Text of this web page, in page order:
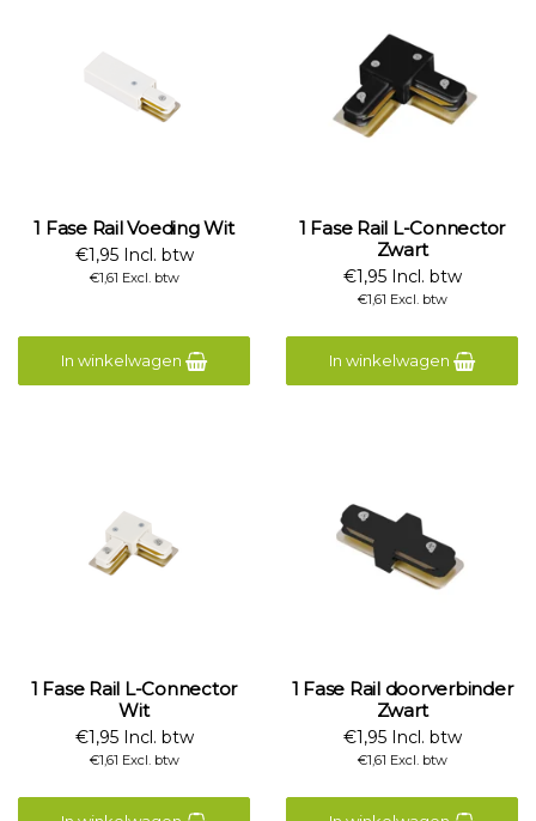
1 Fase Rail Voeding Wit
€1,95 Incl. btw
€1,61 Excl. btw
In winkelwagen
1 Fase Rail L-Connector
Zwart
€1,95 Incl. btw
€1,61 Excl. btw
In winkelwagen
1 Fase Rail L-Connector
Wit
€1,95 Incl. btw
€1,61 Excl. btw
1 Fase Rail doorverbinder
Zwart
€1,95 Incl. btw
€1,61 Excl. btw